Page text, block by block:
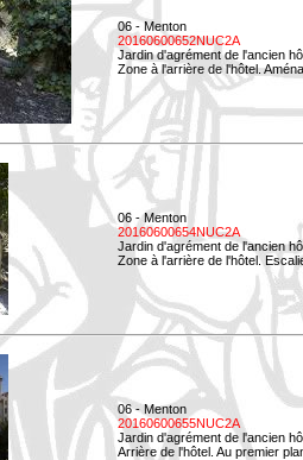
06 - Menton
20160600652NUC2A
Jardin d'agrément de l'ancien
Zone à l'arrière de l'hôtel.
06 - Menton
20160600654NUC2A
Jardin d'agrément de l'ancien
Zone à l'arrière de l'hôtel.
06 - Menton
20160600655NUC2A
Jardin d'agrément de l'ancien
Arrière de l'hôtel. Au premier